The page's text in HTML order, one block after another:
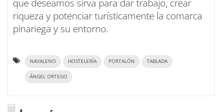
que deseamos sirva para dar trabajo, crear
riqueza y potenciar turísticamente la comarca
pinariega y su entorno.
NAVALENO HOSTELERÍA PORTALÓN TABLADA
ÁNGEL ORTEGO